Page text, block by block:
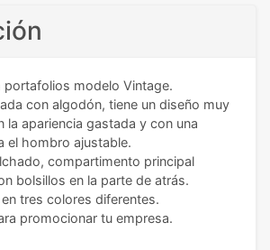
portafolios modelo Vintage.
con algodón, tiene un diseño muy
la apariencia gastada y con una
el hombro ajustable.
compartimento principal
bolsillos en la parte de atrás.
tres colores diferentes.
promocionar tu empresa.